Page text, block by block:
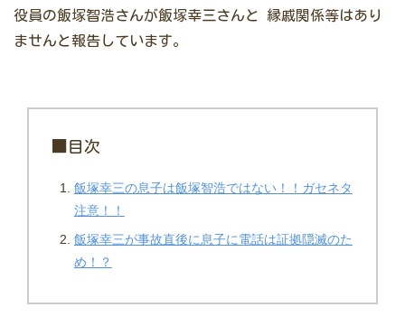
役員の飯塚智浩さんが飯塚幸三さんと
縁戚関係等はあり
ませんと報告しています。
■目次
飯塚幸三の息子は飯塚智浩ではない！！ガセネタ
注意！！
飯塚幸三が事故直後に息子に電話は証拠隠滅のた
め！？